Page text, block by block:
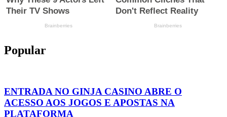
Popular
ENTRADA NO GINJA CASINO ABRE O
ACESSO AOS JOGOS E APOSTAS NA
PLATAFORMA